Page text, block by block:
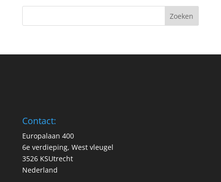
Contact:
Europalaan 400
6e verdieping, West vleugel
3526 KSUtrecht
Nederland